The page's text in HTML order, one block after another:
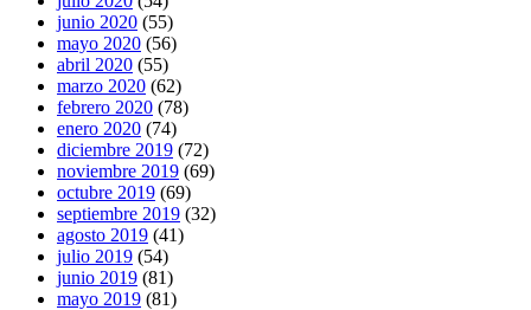
junio 2020 (55)
mayo 2020 (56)
abril 2020 (55)
marzo 2020 (62)
febrero 2020 (78)
enero 2020 (74)
diciembre 2019 (72)
noviembre 2019 (69)
octubre 2019 (69)
septiembre 2019 (32)
agosto 2019 (41)
julio 2019 (54)
junio 2019 (81)
mayo 2019 (81)